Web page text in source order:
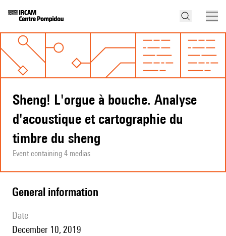
Sheng! L'orgue à bouche. Analyse
d'acoustique et cartographie du
timbre du sheng
Event containing 4 medias
general information
date
December 10, 2019